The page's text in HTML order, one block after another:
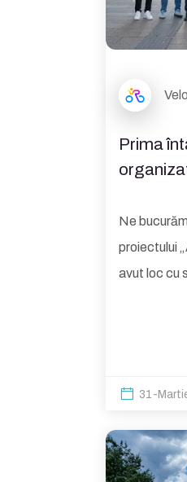
Prima
Ne
proiectului
avut loc cu
31-